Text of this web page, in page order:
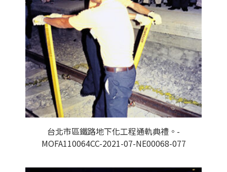
台北市區鐵路地下化工程通軌典禮。-
MOFA110064CC-2021-07-NE00068-077